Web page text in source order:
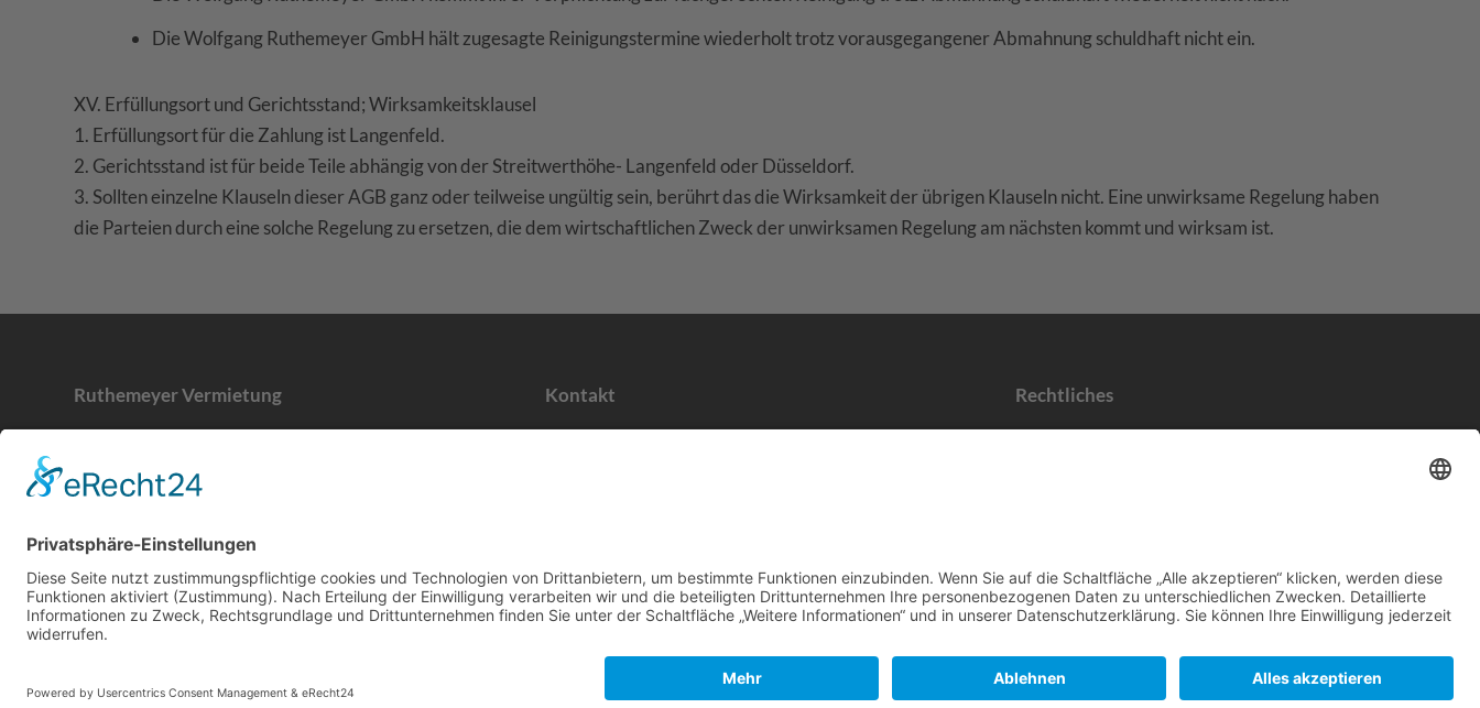
Die Wolfgang Ruthemeyer GmbH hält zugesagte Reinigungstermine wiederholt trotz vorausgegangener Abmahnung schuldhaft nicht ein.
XV. Erfüllungsort und Gerichtsstand; Wirksamkeitsklausel
1. Erfüllungsort für die Zahlung ist Langenfeld.
2. Gerichtsstand ist für beide Teile abhängig von der Streitwerthöhe- Langenfeld oder Düsseldorf.
3. Sollten einzelne Klauseln dieser AGB ganz oder teilweise ungültig sein, berührt das die Wirksamkeit der übrigen Klauseln nicht. Eine unwirksame Regelung haben
die Parteien durch eine solche Regelung zu ersetzen, die dem wirtschaftlichen Zweck der unwirksamen Regelung am nächsten kommt und wirksam ist.
Ruthemeyer Vermietung
Bauwagen|mobile Dusche
Kontakt Rechtliches